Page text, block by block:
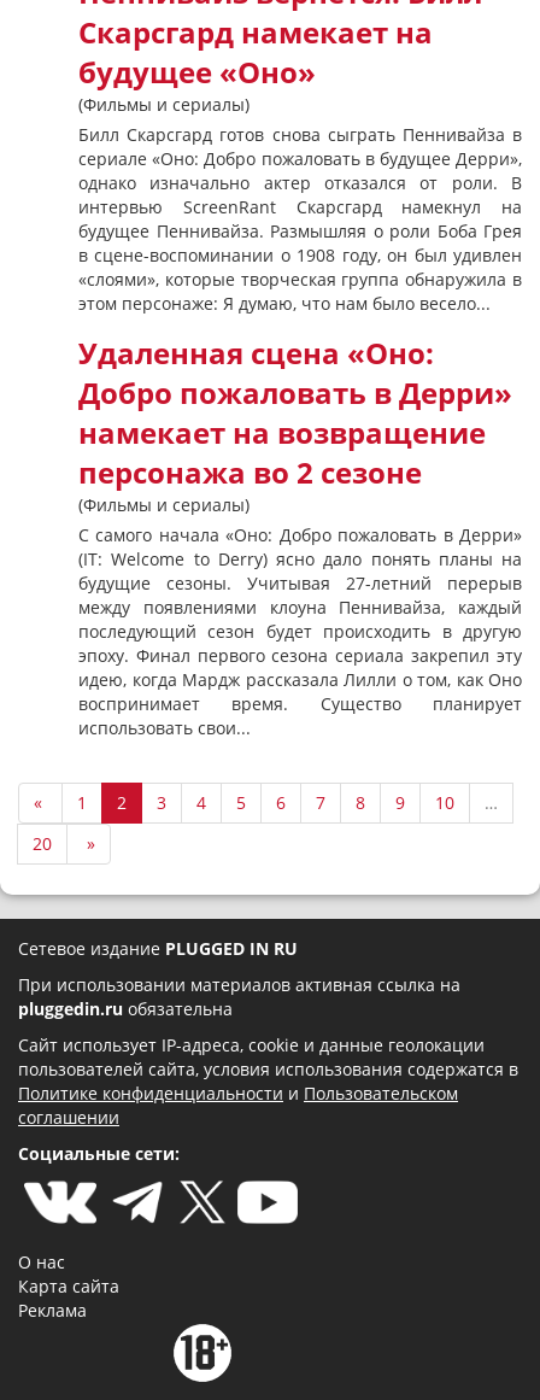
Скарсгард намекает на
будущее «Оно»
(Фильмы и сериалы)
Билл Скарсгард готов снова сыграть Пеннивайза в
сериале «Оно: Добро пожаловать в будущее Дерри»,
однако изначально актер отказался от роли. В
интервью ScreenRant Скарсгард намекнул на
будущее Пеннивайза. Размышляя о роли Боба Грея
в сцене-воспоминании о 1908 году, он был удивлен
«слоями», которые творческая группа обнаружила в
этом персонаже: Я думаю, что нам было весело...
Удаленная сцена «Оно:
Добро пожаловать в Дерри»
намекает на возвращение
персонажа во 2 сезоне
(Фильмы и сериалы)
С самого начала «Оно: Добро пожаловать в Дерри»
(IT: Welcome to Derry) ясно дало понять планы на
будущие сезоны. Учитывая 27-летний перерыв
между появлениями клоуна Пеннивайза, каждый
последующий сезон будет происходить в другую
эпоху. Финал первого сезона сериала закрепил эту
идею, когда Мардж рассказала Лилли о том, как Оно
воспринимает время. Существо планирует
использовать свои...
« 1 2 3 4 5 6 7 8 9 10
…
20
»
Сетевое издание PLUGGED IN RU
При использовании материалов активная ссылка на
pluggedin.ru обязательна
Сайт использует IP-адреса, cookie и данные геолокации
пользователей сайта, условия использования содержатся в
Политике конфиденциальности и Пользовательском
соглашении
Социальные сети:
О нас
Карта сайта
Реклама